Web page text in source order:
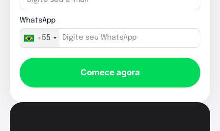
WhatsApp
+55
Comece agora